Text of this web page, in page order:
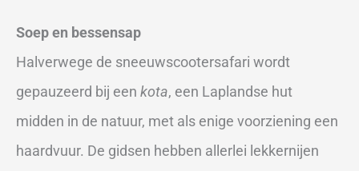
Soep en bessensap
Halverwege de sneeuwscootersafari wordt
gepauzeerd bij een kota, een Laplandse hut
midden in de natuur, met als enige voorziening een
haardvuur. De gidsen hebben allerlei lekkernijen